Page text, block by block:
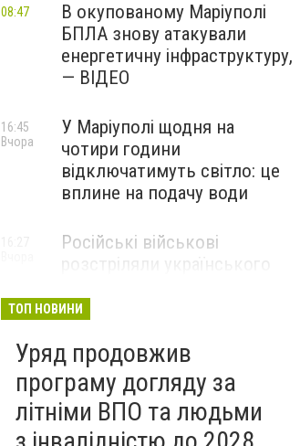
В окупованому Маріуполі
БПЛА знову атакували
енергетичну інфраструктуру,
— ВІДЕО
08:47
У Маріуполі щодня на
чотири години
відключатимуть світло: це
вплине на подачу води
16:45
Вчора
Російські військові
Волноваському районі, —
ТОП НОВИНИ
Уряд продовжив
програму догляду за
літніми ВПО та людьми